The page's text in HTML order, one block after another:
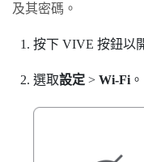
及其密碼。
按下 VIVE 按鈕以
選取設定> Wi-Fi。